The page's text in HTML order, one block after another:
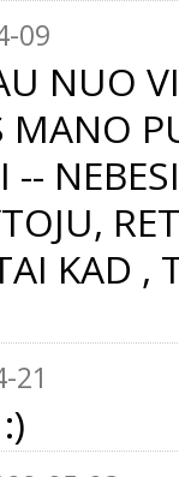
09
NUO
--
KAD ,
21